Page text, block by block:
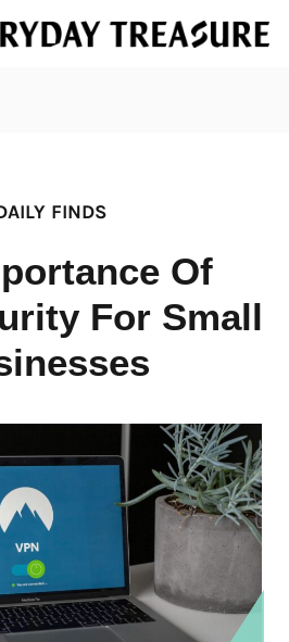
FINDS
Of
For Small